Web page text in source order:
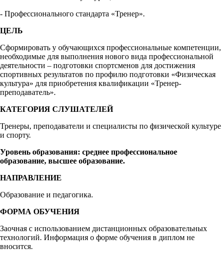
- Профессионального стандарта «Тренер».
ЦЕЛЬ
Сформировать у обучающихся профессиональные компетенции,
необходимые для выполнения нового вида профессиональной
деятельности – подготовки спортсменов для достижения
спортивных результатов по профилю подготовки «Физическая
культура» для приобретения квалификации «Тренер-
преподаватель».
КАТЕГОРИЯ СЛУШАТЕЛЕЙ
Тренеры, преподаватели и специалисты по физической культуре
и спорту.
Уровень образования: среднее профессиональное
образование, высшее образование.
НАПРАВЛЕНИЕ
Образование и педагогика.
ФОРМА ОБУЧЕНИЯ
Заочная с использованием дистанционных образовательных
технологий. Информация о форме обучения в диплом не
вносится.